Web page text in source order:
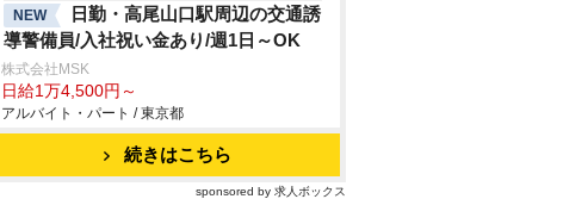
NEW
日勤・高尾山口駅周辺の交通誘
導警備員/入社祝い金あり/週1日～OK
株式会社MSK
日給1万4,500円～
アルバイト・パート / 東京都
続きはこちら
sponsored by 求人ボックス